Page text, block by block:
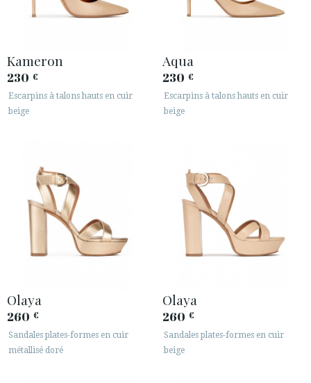
Kameron
230 €
Escarpins à talons hauts en cuir
beige
Aqua
230 €
Escarpins à talons hauts en cuir
beige
Olaya
260 €
Sandales plates-formes en cuir
métallisé doré
Olaya
260 €
Sandales plates-formes en cuir
beige